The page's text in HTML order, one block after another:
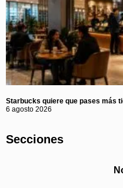
Starbucks quiere que pases más
6 agosto 2026
Secciones